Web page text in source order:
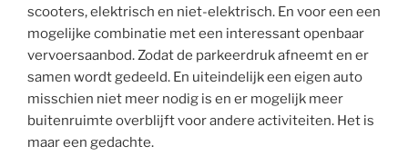
scooters, elektrisch en niet-elektrisch. En voor een een
mogelijke combinatie met een interessant openbaar
vervoersaanbod. Zodat de parkeerdruk afneemt en er
samen wordt gedeeld. En uiteindelijk een eigen auto
misschien niet meer nodig is en er mogelijk meer
buitenruimte overblijft voor andere activiteiten. Het is
maar een gedachte.